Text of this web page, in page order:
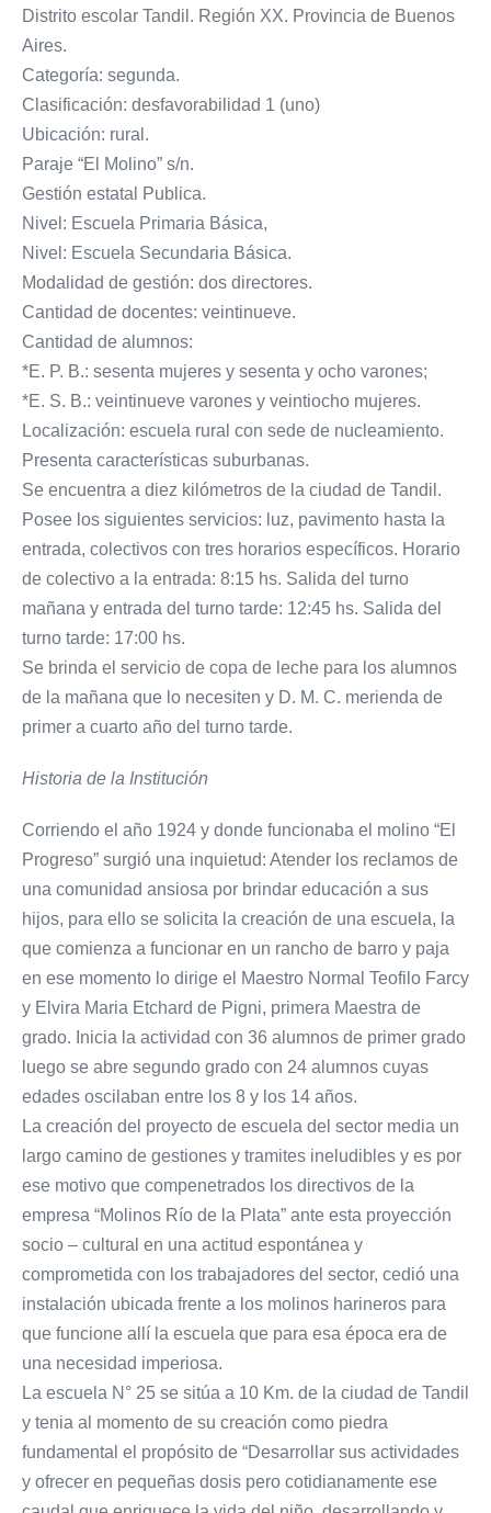
Distrito escolar Tandil. Región XX. Provincia de Buenos
Aires.
Categoría: segunda.
Clasificación: desfavorabilidad 1 (uno)
Ubicación: rural.
Paraje “El Molino” s/n.
Gestión estatal Publica.
Nivel: Escuela Primaria Básica,
Nivel: Escuela Secundaria Básica.
Modalidad de gestión: dos directores.
Cantidad de docentes: veintinueve.
Cantidad de alumnos:
*E. P. B.: sesenta mujeres y sesenta y ocho varones;
*E. S. B.: veintinueve varones y veintiocho mujeres.
Localización: escuela rural con sede de nucleamiento.
Presenta características suburbanas.
Se encuentra a diez kilómetros de la ciudad de Tandil.
Posee los siguientes servicios: luz, pavimento hasta la
entrada, colectivos con tres horarios específicos. Horario
de colectivo a la entrada: 8:15 hs. Salida del turno
mañana y entrada del turno tarde: 12:45 hs. Salida del
turno tarde: 17:00 hs.
Se brinda el servicio de copa de leche para los alumnos
de la mañana que lo necesiten y D. M. C. merienda de
primer a cuarto año del turno tarde.
Historia de la Institución
Corriendo el año 1924 y donde funcionaba el molino “El
Progreso” surgió una inquietud: Atender los reclamos de
una comunidad ansiosa por brindar educación a sus
hijos, para ello se solicita la creación de una escuela, la
que comienza a funcionar en un rancho de barro y paja
en ese momento lo dirige el Maestro Normal Teofilo Farcy
y Elvira Maria Etchard de Pigni, primera Maestra de
grado. Inicia la actividad con 36 alumnos de primer grado
luego se abre segundo grado con 24 alumnos cuyas
edades oscilaban entre los 8 y los 14 años.
La creación del proyecto de escuela del sector media un
largo camino de gestiones y tramites ineludibles y es por
ese motivo que compenetrados los directivos de la
empresa “Molinos Río de la Plata” ante esta proyección
socio – cultural en una actitud espontánea y
comprometida con los trabajadores del sector, cedió una
instalación ubicada frente a los molinos harineros para
que funcione allí la escuela que para esa época era de
una necesidad imperiosa.
La escuela N° 25 se sitúa a 10 Km. de la ciudad de Tandil
y tenia al momento de su creación como piedra
fundamental el propósito de “Desarrollar sus actividades
y ofrecer en pequeñas dosis pero cotidianamente ese